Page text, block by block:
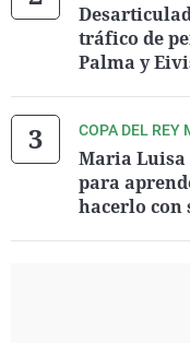
tráfico de
Palma y
COPA DEL REY
Maria Luisa
para
hacerlo con